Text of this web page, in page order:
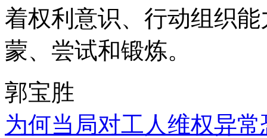
着权利意识、行动组织
蒙、尝试和锻炼。
郭宝胜
为何当局对工人维权异